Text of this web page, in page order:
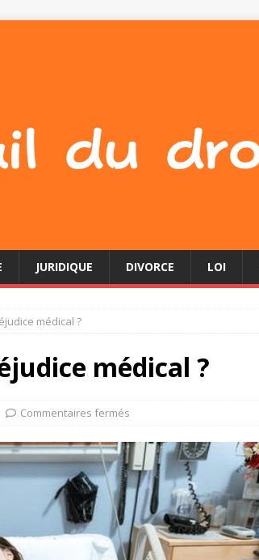
JURIDIQUE DIVORCE LOI
médical ?
médical ?
Commentaires fermés